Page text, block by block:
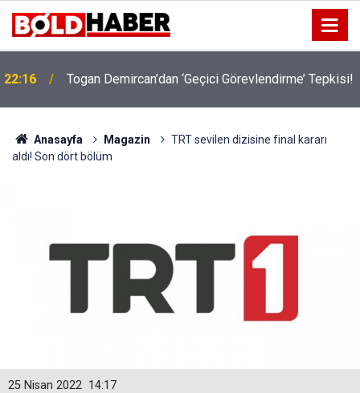
19:32 Sıcak Havalarda Ödem Şikayetini Hafife Almayın!
Anasayfa Magazin
TRT sevilen dizisine final kararı
aldı! Son dört bölüm
14:17
25 Nisan 2022